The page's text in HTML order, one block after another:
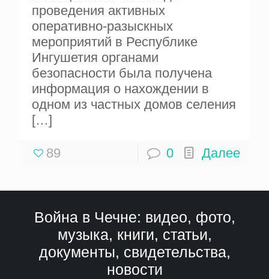
проведения активных
оперативно-разыскных
мероприятий в Республике
Ингушетия органами
безопасности была получена
информация о нахождении в
одном из частных домов селения
[…]
89 0 Далее
Война в Чечне: видео, фото,
музыка, книги, статьи,
документы, свидетельства,
новости